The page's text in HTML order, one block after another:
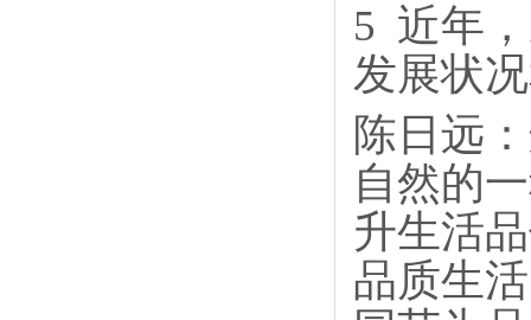
5 近年
发展状
陈日远：
自然的
升生活
品质生